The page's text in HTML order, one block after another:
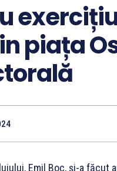
piața
Emil Boc, și-a făcut